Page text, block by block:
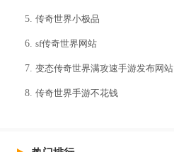
传奇世界小极品
sf传奇世界网站
变态传奇世界满攻速手游发布网站
传奇世界手游不花钱